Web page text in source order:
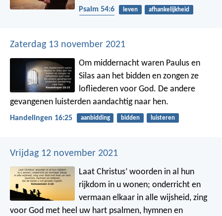
Psalm 54:6 leven
afhankelijkheid
Zaterdag 13 november 2021
Om middernacht waren Paulus en
Silas aan het bidden en zongen ze
lofliederen voor God. De andere
gevangenen luisterden aandachtig naar hen.
Handelingen 16:25 aanbidding bidden luisteren
Vrijdag 12 november 2021
Laat Christus’ woorden in al hun
rijkdom in u wonen; onderricht en
vermaan elkaar in alle wijsheid, zing
voor God met heel uw hart psalmen, hymnen en